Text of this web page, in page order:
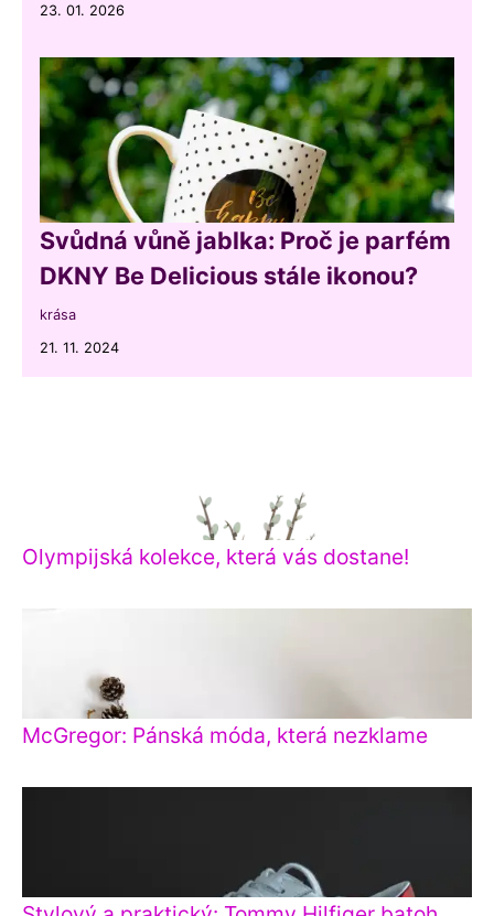
23. 01. 2026
Svůdná vůně jablka: Proč je parfém
DKNY Be Delicious stále ikonou?
krása
21. 11. 2024
Olympijská kolekce, která vás dostane!
McGregor: Pánská móda, která nezklame